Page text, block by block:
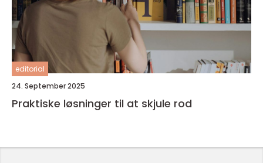
editorial
24. September 2025
Praktiske løsninger til at skjule rod